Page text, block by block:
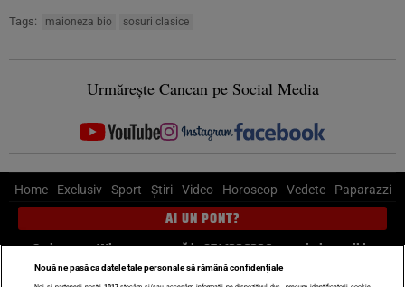
Tags: maioneza bio sosuri clasice
Urmărește Cancan pe Social Media
Home Exclusiv Sport Știri Video Horoscop Vedete Paparazzi
AI UN PONT?
Scrie-ne pe Whatsapp, sună la 0741226226 sau trimite mail la
pont@cancan.ro
Nouă ne pasă ca datele tale personale să rămână confidențiale